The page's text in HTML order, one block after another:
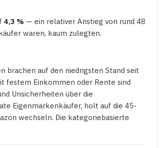
4,3 % — ein relativer Anstieg von rund 48
waren, kaum zulegten.
brachen auf den niedrigsten Stand seit
festem Einkommen oder Rente sind
Unsicherheiten über die
Eigenmarkenkäufer, holt auf die 45-
wechseln. Die kategoriebasierte